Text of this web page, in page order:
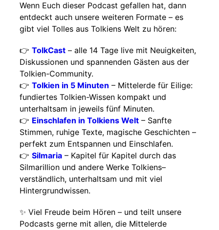
Wenn Euch dieser Podcast gefallen hat, dann
entdeckt auch unsere weiteren Formate – es
gibt viel Tolles aus Tolkiens Welt zu hören:
👉 TolkCast – alle 14 Tage live mit Neuigkeiten,
Diskussionen und spannenden Gästen aus der
Tolkien-Community.
👉 Tolkien in 5 Minuten – Mittelerde für Eilige:
fundiertes Tolkien-Wissen kompakt und
unterhaltsam in jeweils fünf Minuten.
👉 Einschlafen in Tolkiens Welt – Sanfte
Stimmen, ruhige Texte, magische Geschichten –
perfekt zum Entspannen und Einschlafen.
👉 Silmaria – Kapitel für Kapitel durch das
Silmarillion und andere Werke Tolkiens–
verständlich, unterhaltsam und mit viel
Hintergrundwissen.
✨ Viel Freude beim Hören – und teilt unsere
Podcasts gerne mit allen, die Mittelerde